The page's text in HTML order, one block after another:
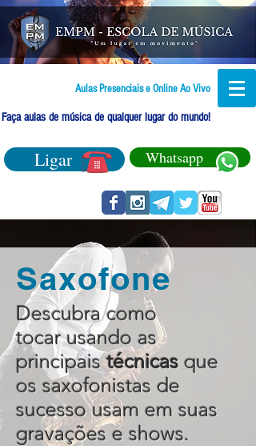
Aulas Presenciais e Online Ao Vivo
Faça aulas de música de qualquer lugar do mundo!
Ligar Whatsapp
Saxofone
Descubra como
tocar usando as
principaistécnicas que
os saxofonistas de
sucesso usam em suas
gravações e shows.